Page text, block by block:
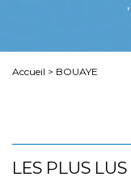
,
Accueil > BOUAYE
LES PLUS LUS